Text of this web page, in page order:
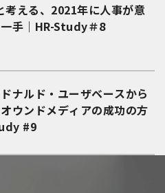
考える、2021年に人事が意
手｜HR-Study＃8
ナルド・ユーザベースから
ウンドメディアの成功の方
#9